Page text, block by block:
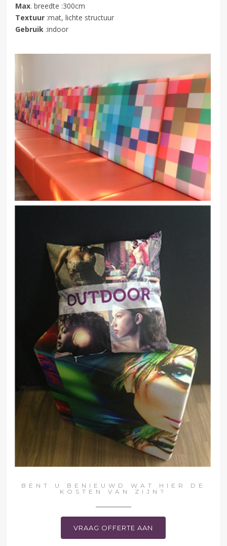
Max. breedte :300cm
Textuur :mat, lichte structuur
Gebruik :indoor
BENT U BENIEUWD WAT HIER DE
KOSTEN VAN ZIJN?
VRAAG OFFERTE AAN